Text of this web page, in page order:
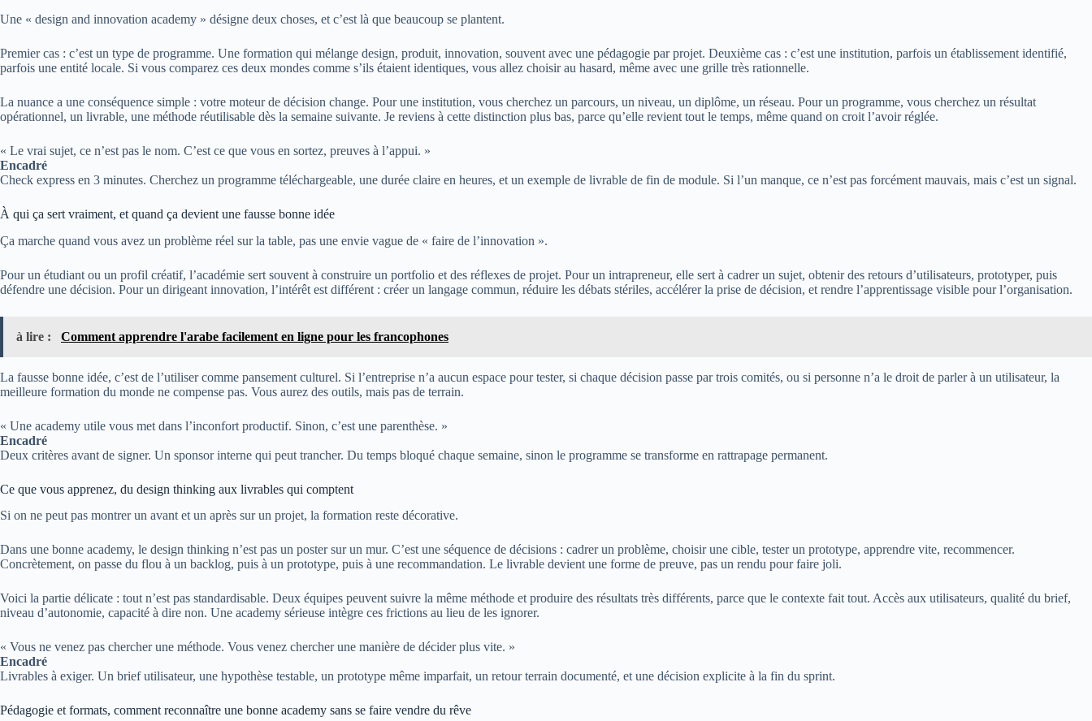
Une « design and innovation academy » désigne deux choses, et c’est là que beaucoup se plantent.
Premier cas : c’est un type de programme. Une formation qui mélange design, produit, innovation, souvent avec une pédagogie par projet. Deuxième cas : c’est une institution, parfois un établissement identifié,
parfois une entité locale. Si vous comparez ces deux mondes comme s’ils étaient identiques, vous allez choisir au hasard, même avec une grille très rationnelle.
La nuance a une conséquence simple : votre moteur de décision change. Pour une institution, vous cherchez un parcours, un niveau, un diplôme, un réseau. Pour un programme, vous cherchez un résultat
opérationnel, un livrable, une méthode réutilisable dès la semaine suivante. Je reviens à cette distinction plus bas, parce qu’elle revient tout le temps, même quand on croit l’avoir réglée.
« Le vrai sujet, ce n’est pas le nom. C’est ce que vous en sortez, preuves à l’appui. »
Encadré
Check express en 3 minutes. Cherchez un programme téléchargeable, une durée claire en heures, et un exemple de livrable de fin de module. Si l’un manque, ce n’est pas forcément mauvais, mais c’est un signal.
À qui ça sert vraiment, et quand ça devient une fausse bonne idée
Ça marche quand vous avez un problème réel sur la table, pas une envie vague de « faire de l’innovation ».
Pour un étudiant ou un profil créatif, l’académie sert souvent à construire un portfolio et des réflexes de projet. Pour un intrapreneur, elle sert à cadrer un sujet, obtenir des retours d’utilisateurs, prototyper, puis
défendre une décision. Pour un dirigeant innovation, l’intérêt est différent : créer un langage commun, réduire les débats stériles, accélérer la prise de décision, et rendre l’apprentissage visible pour l’organisation.
à lire : Comment apprendre l'arabe facilement en ligne pour les francophones
La fausse bonne idée, c’est de l’utiliser comme pansement culturel. Si l’entreprise n’a aucun espace pour tester, si chaque décision passe par trois comités, ou si personne n’a le droit de parler à un utilisateur, la
meilleure formation du monde ne compense pas. Vous aurez des outils, mais pas de terrain.
« Une academy utile vous met dans l’inconfort productif. Sinon, c’est une parenthèse. »
Encadré
Deux critères avant de signer. Un sponsor interne qui peut trancher. Du temps bloqué chaque semaine, sinon le programme se transforme en rattrapage permanent.
Ce que vous apprenez, du design thinking aux livrables qui comptent
Si on ne peut pas montrer un avant et un après sur un projet, la formation reste décorative.
Dans une bonne academy, le design thinking n’est pas un poster sur un mur. C’est une séquence de décisions : cadrer un problème, choisir une cible, tester un prototype, apprendre vite, recommencer.
Concrètement, on passe du flou à un backlog, puis à un prototype, puis à une recommandation. Le livrable devient une forme de preuve, pas un rendu pour faire joli.
Voici la partie délicate : tout n’est pas standardisable. Deux équipes peuvent suivre la même méthode et produire des résultats très différents, parce que le contexte fait tout. Accès aux utilisateurs, qualité du brief,
niveau d’autonomie, capacité à dire non. Une academy sérieuse intègre ces frictions au lieu de les ignorer.
« Vous ne venez pas chercher une méthode. Vous venez chercher une manière de décider plus vite. »
Encadré
Livrables à exiger. Un brief utilisateur, une hypothèse testable, un prototype même imparfait, un retour terrain documenté, et une décision explicite à la fin du sprint.
Pédagogie et formats, comment reconnaître une bonne academy sans se faire vendre du rêve